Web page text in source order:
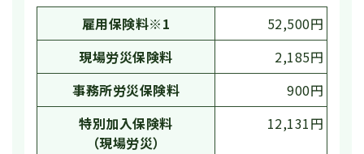
雇用保険料※1
52,500円
現場労災保険料
2,185円
事務所労災保険料
900円
特別加入保険料
（現場労災）
12,131円